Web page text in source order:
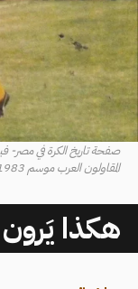
صفحة تاريخ الكرة في مصر-
المقاولون العرب موسم 1983
هكذا يَرون